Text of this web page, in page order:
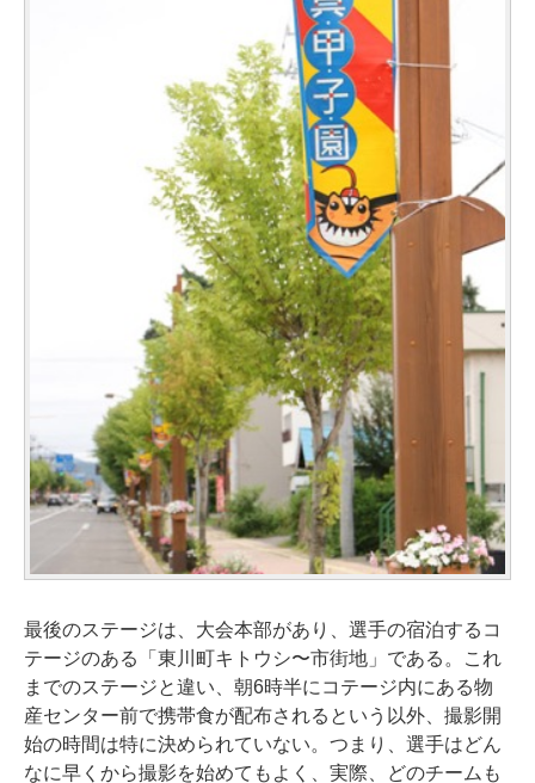
最後のステージは、大会本部があり、選手の宿泊するコ
テージのある「東川町キトウシ〜市街地」である。これ
までのステージと違い、朝6時半にコテージ内にある物
産センター前で携帯食が配布されるという以外、撮影開
始の時間は特に決められていない。つまり、選手はどん
なに早くから撮影を始めてもよく、実際、どのチームも